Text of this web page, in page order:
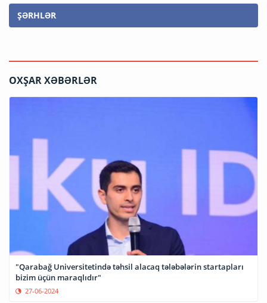
ŞƏRHLƏR
OXŞAR XƏBƏRLƏR
"Qarabağ Universitetində təhsil alacaq tələbələrin startapları
bizim üçün maraqlıdır"
27-06-2024